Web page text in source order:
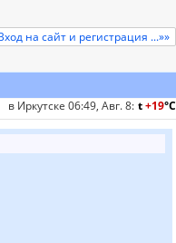
на сайт и регистрация ...»»
в Иркутске 06:49, Авг. 8: t+19°C